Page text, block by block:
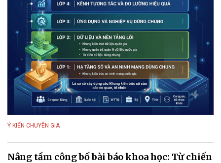
Ý KIẾN CHUYÊN GIA
Nâng tầm công bố bài báo khoa học: Từ chiến